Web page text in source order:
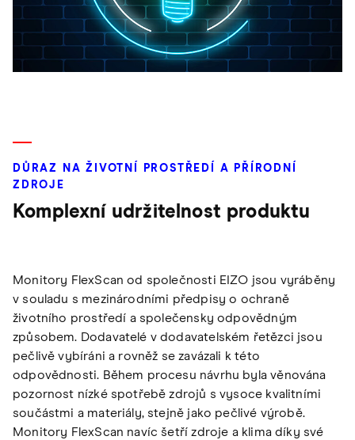
DŮRAZ NA ŽIVOTNÍ PROSTŘEDÍ A PŘÍRODNÍ
ZDROJE
Komplexní udržitelnost produktu
Monitory FlexScan od společnosti EIZO jsou vyráběny
v souladu s mezinárodními předpisy o ochraně
životního prostředí a společensky odpovědným
způsobem. Dodavatelé v dodavatelském řetězci jsou
pečlivě vybíráni a rovněž se zavázali k této
odpovědnosti. Během procesu návrhu byla věnována
pozornost nízké spotřebě zdrojů s vysoce kvalitními
součástmi a materiály, stejně jako pečlivé výrobě.
Monitory FlexScan navíc šetří zdroje a klima díky své